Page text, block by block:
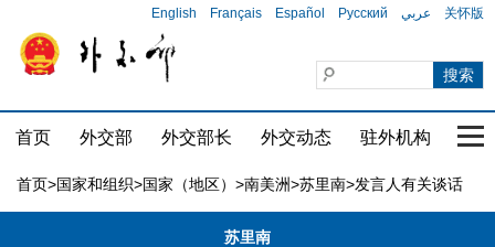
English Français Español Русский عربي 关怀版
首页 外交部 外交部长 外交动态 驻外机构 国
首页>国家和组织>国家（地区） >南美洲>苏里南>发言人有关谈话
苏里南